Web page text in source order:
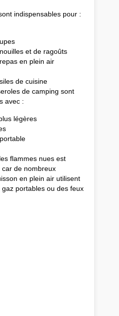
indispensables pour :
et de ragoûts
en plein air
de cuisine
de camping sont
avec :
légères
flammes nues est
de nombreux
en plein air utilisent
portables ou des feux